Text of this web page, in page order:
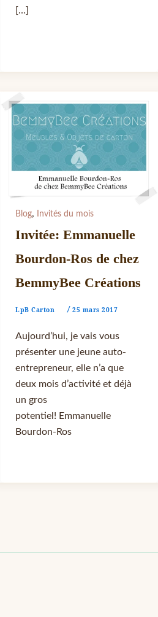
[…]
Blog, Invités du mois
Invitée: Emmanuelle
Bourdon-Ros de chez
BemmyBee Créations
LpB Carton / 25 mars 2017
Aujourd’hui, je vais vous
présenter une jeune auto-
entrepreneur, elle n’a que
deux mois d’activité et déjà
un gros
potentiel! Emmanuelle
Bourdon-Ros